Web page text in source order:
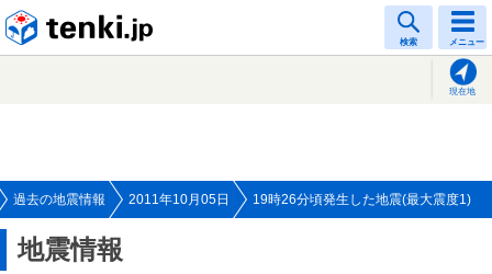
検索 メニュー
現在地
過去の地震情報 2011年10月05日 19時26分頃発生した地震(最大震度1)
地震情報